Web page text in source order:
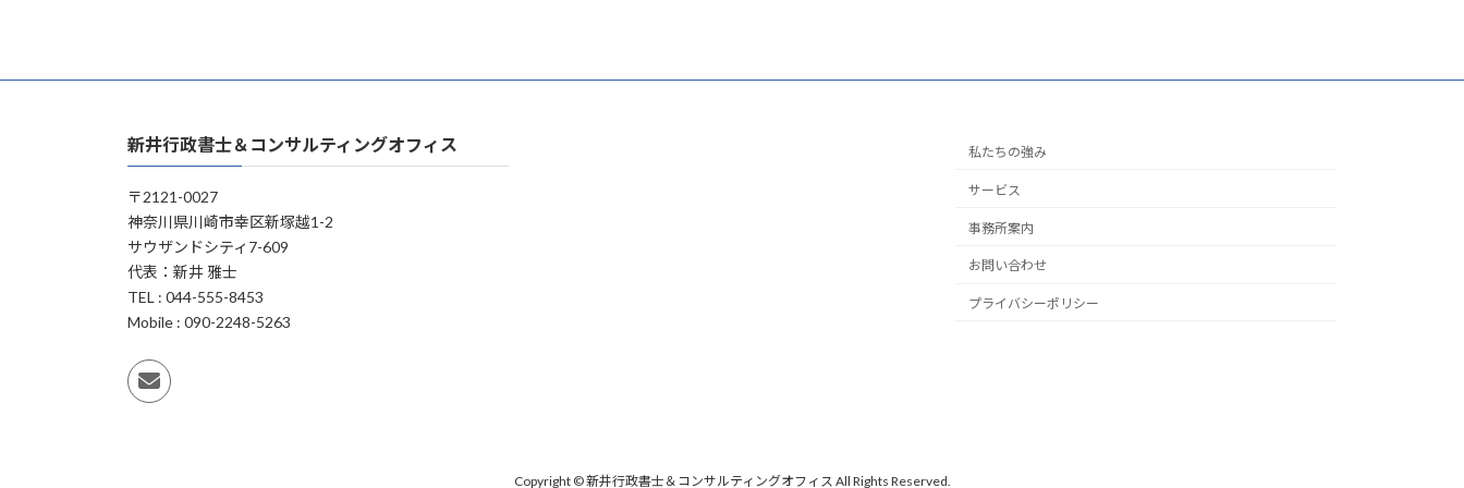
新井行政書士＆コンサルティングオフィス
〒2121-0027
神奈川県川崎市幸区新塚越1-2
サウザンドシティ7-609
代表：新井 雅士
TEL : 044-555-8453
Mobile : 090-2248-5263
私たちの強み
サービス
事務所案内
お問い合わせ
プライバシーポリシー
Copyright © 新井行政書士＆コンサルティングオフィス All Rights Reserved.